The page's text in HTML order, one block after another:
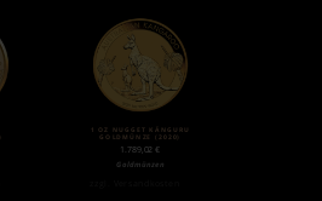
1 OZ NUGGET KÄNGURU
GOLDMÜNZE (2020)
1.789,02€
Goldmünzen